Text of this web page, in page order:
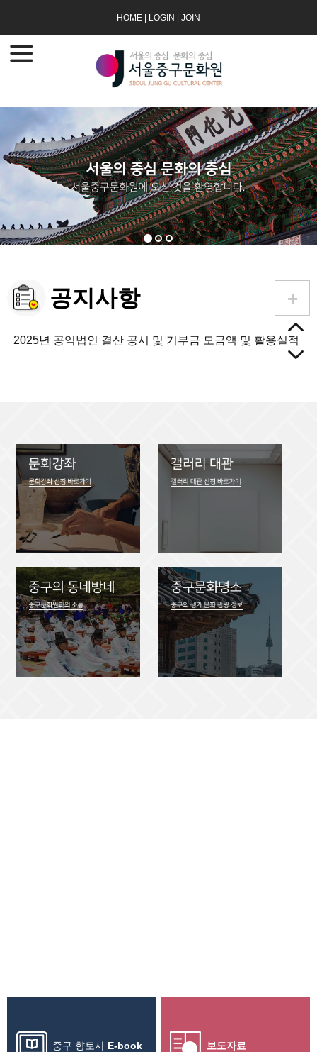
HOME LOGIN JOIN
공지사항 +
2025년 공익법인 결산 공시 및 기부금 모금액 및 활용실적
중구 향토사 E-book 보도자료